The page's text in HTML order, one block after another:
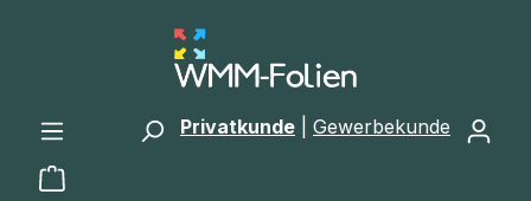
Zum Hauptinhalt springen
Privatkunde Gewerbekunde
Warenkorb enthält 0 Positionen. Der